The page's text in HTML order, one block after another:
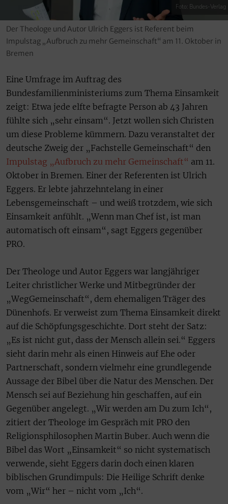
Foto: Bundes-Verlag
Der Theologe und Autor Ulrich Eggers ist Referent beim
Impulstag „Aufbruch zu mehr Gemeinschaft“ am 11. Oktober in
Bremen
Eine Umfrage im Auftrag des
Bundesfamilienministeriums zum Thema Einsamkeit
zeigt: Etwa jede elfte befragte Person ab 43 Jahren
fühlte sich „sehr einsam“. Jetzt wollen sich Christen
um diese Probleme kümmern. Dazu veranstaltet der
deutsche Zweig der „Fachstelle Gemeinschaft“ den
Impulstag „Aufbruch zu mehr Gemeinschaft“ am 11.
Oktober in Bremen. Einer der Referenten ist Ulrich
Eggers. Er lebte jahrzehntelang in einer
Lebensgemeinschaft – und weiß trotzdem, wie sich
Einsamkeit anfühlt. „Wenn man Chef ist, ist man
automatisch oft einsam“, sagt Eggers gegenüber
PRO.
Der Theologe und Autor Eggers war langjähriger
Leiter christlicher Werke und Mitbegründer der
„WegGemeinschaft“, dem ehemaligen Träger des
Dünenhofs. Er verweist zum Thema Einsamkeit direkt
auf die Schöpfungsgeschichte. Dort steht der Satz:
„Es ist nicht gut, dass der Mensch allein sei.“ Eggers
sieht darin mehr als einen Hinweis auf Ehe oder
Partnerschaft, sondern vielmehr eine grundlegende
Aussage der Bibel über die Natur des Menschen. Der
Mensch sei auf Beziehung hin geschaffen, auf ein
Gegenüber angelegt. „Wir werden am Du zum Ich“,
zitiert der Theologe im Gespräch mit PRO den
Religionsphilosophen Martin Buber. Auch wenn die
Bibel das Wort „Einsamkeit“ so nicht systematisch
verwende, sieht Eggers darin doch einen klaren
biblischen Grundimpuls: Die Heilige Schrift denke
vom „Wir“ her – nicht vom „Ich“.